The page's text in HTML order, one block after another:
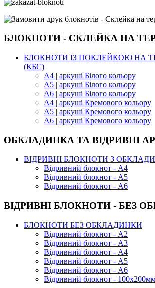
БЛОКНОТИ - СКЛЕЙКА НА
БЛОКНОТИ ІЗ ПОКЛЕЙКОЮ НА
(КБС)
А4 | аркуші Білого кольору
А5 | аркуші Білого кольору
А6 | аркуші Білого кольору
А4 | аркуші Кремового кольору
А5 | аркуші Кремового кольору
А6 | аркуші Кремового кольору
ОБКЛАДИНКА ТА ВІДРИВНІ
ВІДРИВНІ БЛОКНОТИ З
Відривний блокнот - А4
Відривний блокнот - А5
Відривний блокнот - А6
ВІДРИВНІ БЛОКНОТИ - БЕЗ
БЛОКНОТИ БЕЗ ОБКЛАДИНКИ
Відривний блокнот - А2
Відривний блокнот - А3
Відривний блокнот - А4
Відривний блокнот - А5
Відривний блокнот - А6
Відривний блокнот -